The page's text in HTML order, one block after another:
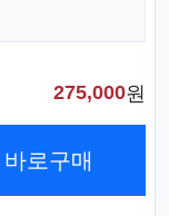
275,000원
바로구매